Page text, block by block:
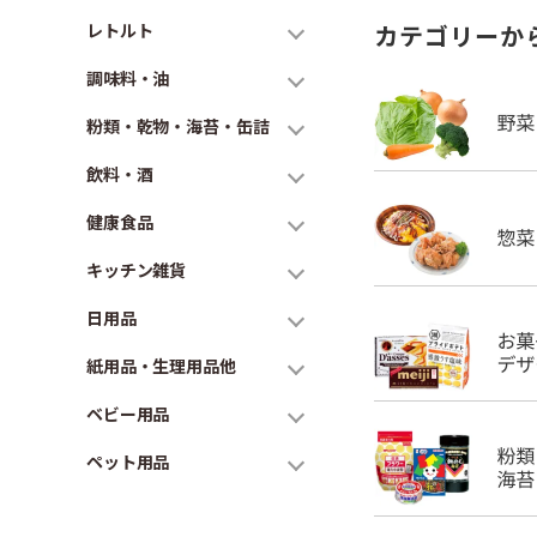
レトルト
調味料・油
粉類・乾物・海苔・缶詰
飲料・酒
健康食品
キッチン雑貨
日用品
紙用品・生理用品他
ベビー用品
ペット用品
カテゴリーか